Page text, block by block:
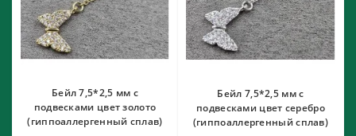
Бейл 7,5*2,5 мм с
подвесками цвет золото
(гиппоаллергенный сплав)
Бейл 7,5*2,5 мм с
подвесками цвет серебро
(гиппоаллергенный сплав)